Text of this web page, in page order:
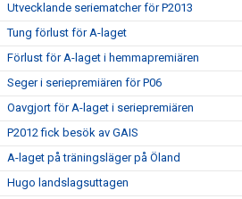
Utvecklande seriematcher för P2013
Tung förlust för A-laget
Förlust för A-laget i hemmapremiären
Seger i seriepremiären för P06
Oavgjort för A-laget i seriepremiären
P2012 fick besök av GAIS
A-laget på träningsläger på Öland
Hugo landslagsuttagen